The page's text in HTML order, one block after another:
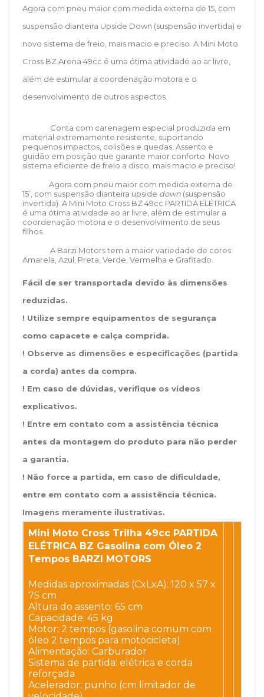
Agora com pneu maior com medida externa de 15, com
suspensão dianteira Upside Down (suspensão invertida) e
novo sistema de freio, mais macio e preciso. A Mini Moto
Cross BZ Arena 49cc é uma ótima atividade ao ar livre,
além de estimular a coordenação motora e o
desenvolvimento de outros aspectos.
Conta com carenagem especial produzida em
material extremamente resistente, suportando
pequenos impactos, colisões e quedas. Assento e
guidão em posição que garante maior conforto. Novo
sistema eficiente de freio a disco, mais macio e preciso!
Agora com pneu maior com medida externa de
15’, com suspensão dianteira upside down (suspensão
invertida). A Mini Moto Cross BZ 49cc PARTIDA ELÉTRICA
é uma ótima atividade ao ar livre, além de estimular a
coordenação motora e o desenvolvimento de seus
filhos.
A Barzi Motors tem a maior variedade de cores:
Amarela, Azul, Preta, Verde, Vermelha e Grafitado.
Fácil de ser transportada devido às dimensões
reduzidas.
! Utilize sempre equipamentos de segurança
como capacete e calça comprida.
! Observe as dimensões e especificações (partida
a corda) antes da compra.
! Em caso de dúvidas, verifique os vídeos
explicativos.
! Entre em contato com a assistência técnica
antes da montagem do produto para não perder
a garantia.
! Não force a partida, em caso de dificuldade,
entre em contato com a assistência técnica.
Imagens meramente ilustrativas.
Mini Moto Cross Trilha 49cc PARTIDA
ELÉTRICA BZ Gasolina com Óleo 2
Tempos BARZI MOTORS
Medidas aproximadas (CxLxA): 120 x 57 x
75 cm
Altura do assento: 65 cm
Capacidade: 45 kg
Motor: 2 tempos (gasolina comum com
óleo 2 tempos para motocicleta)
Alimentação: Carburador
Sistema de partida: elétrica e corda
reforçada
Acelerador: punho (cm limitador de